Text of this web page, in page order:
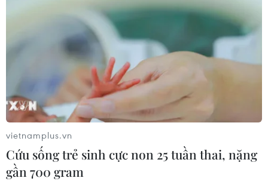
vietnamplus.vn
Cứu sống trẻ sinh cực non 25 tuần thai, nặng
gần 700 gram